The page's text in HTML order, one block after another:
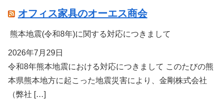
オフィス家具のオーエス商会
熊本地震(令和8年)に関する対応につきまして
2026年7月29日
令和8年熊本地震における対応につきまして このたびの熊
本県熊本地方に起こった地震災害により、金剛株式会社
（弊社 […]